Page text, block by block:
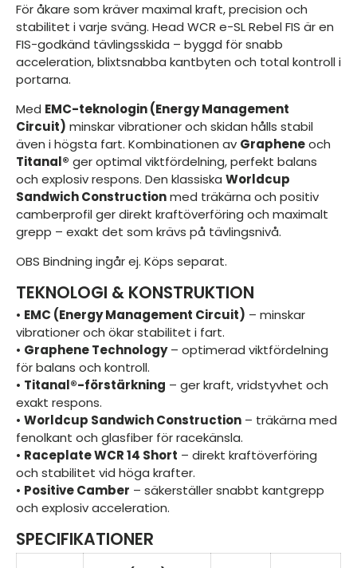
För åkare som kräver maximal kraft, precision och
stabilitet i varje sväng. Head WCR e-SL Rebel FIS är en
FIS-godkänd tävlingsskida – byggd för snabb
acceleration, blixtsnabba kantbyten och total kontroll i
portarna.
Med EMC-teknologin (Energy Management
Circuit) minskar vibrationer och skidan hålls stabil
även i högsta fart. Kombinationen av Grapheneoch
Titanal® ger optimal viktfördelning, perfekt balans
och explosiv respons. Den klassiska Worldcup
Sandwich Constructionmed träkärna och positiv
camberprofil ger direkt kraftöverföring och maximalt
grepp – exakt det som krävs på tävlingsnivå.
OBS Bindning ingår ej. Köps separat.
TEKNOLOGI & KONSTRUKTION
• EMC (Energy Management Circuit) – minskar
vibrationer och ökar stabilitet i fart.
• Graphene Technology– optimerad viktfördelning
för balans och kontroll.
• Titanal®-förstärkning – ger kraft, vridstyvhet och
exakt respons.
• Worldcup Sandwich Construction – träkärna med
fenolkant och glasfiber för racekänsla.
• Raceplate WCR 14 Short – direkt kraftöverföring
och stabilitet vid höga krafter.
• Positive Camber – säkerställer snabbt kantgrepp
och explosiv acceleration.
SPECIFIKATIONER